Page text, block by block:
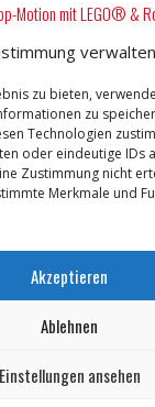
verwalten
zu bieten,
zu
Technologien
oder eindeutige IDs
Zustimmung nicht
Merkmale und
Akzeptieren
Ablehnen
Einstellungen ansehen
Motion mit LEGO® &
2026 H.P. Richter -